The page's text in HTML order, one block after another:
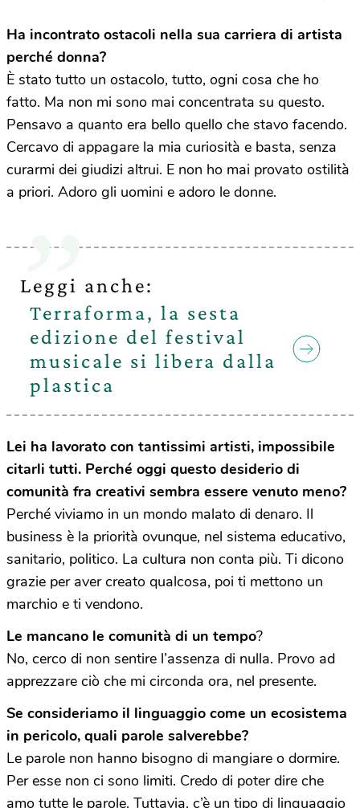
Ha incontrato ostacoli nella sua carriera di artista
perché donna?
È stato tutto un ostacolo, tutto, ogni cosa che ho
fatto. Ma non mi sono mai concentrata su questo.
Pensavo a quanto era bello quello che stavo facendo.
Cercavo di appagare la mia curiosità e basta, senza
curarmi dei giudizi altrui. E non ho mai provato ostilità
a priori. Adoro gli uomini e adoro le donne.
Leggi anche:
Terraforma, la sesta
edizione del festival
musicale si libera dalla
plastica
Lei ha lavorato con tantissimi artisti, impossibile
citarli tutti. Perché oggi questo desiderio di
comunità fra creativi sembra essere venuto meno?
Perché viviamo in un mondo malato di denaro. Il
business è la priorità ovunque, nel sistema educativo,
sanitario, politico. La cultura non conta più. Ti dicono
grazie per aver creato qualcosa, poi ti mettono un
marchio e ti vendono.
Le mancano le comunità di un tempo?
No, cerco di non sentire l’assenza di nulla. Provo ad
apprezzare ciò che mi circonda ora, nel presente.
Se consideriamo il linguaggio come un ecosistema
in pericolo, quali parole salverebbe?
Le parole non hanno bisogno di mangiare o dormire.
Per esse non ci sono limiti. Credo di poter dire che
amo tutte le parole. Tuttavia, c’è un tipo di linguaggio